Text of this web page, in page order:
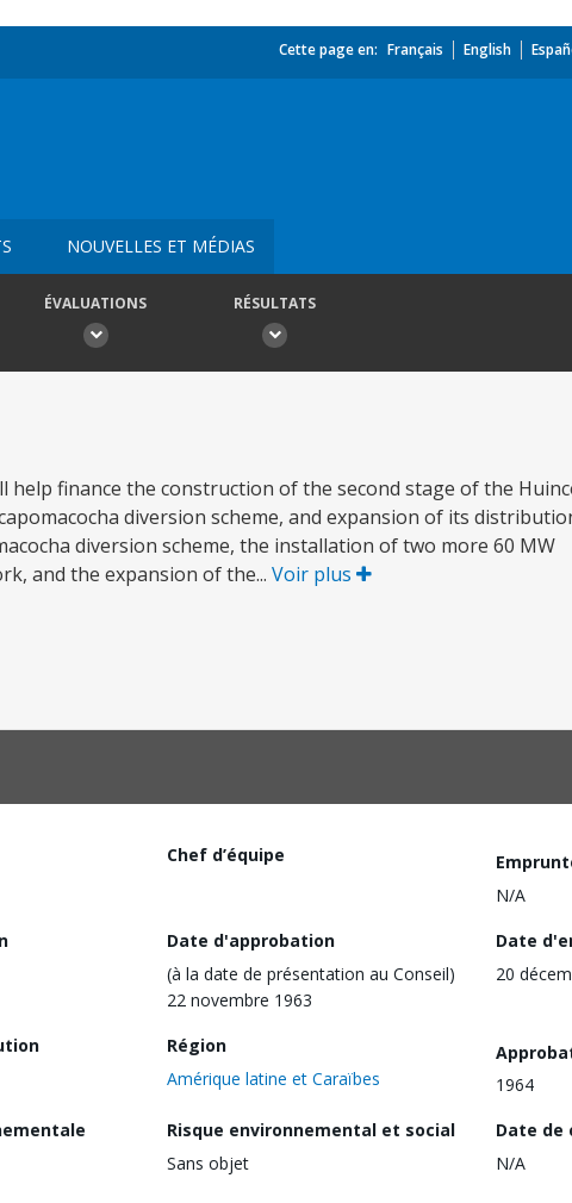
Cette page en: Français English
NOUVELLES ET MÉDIAS
ÉVALUATIONS RÉSULTATS
help finance the construction of the second stage of the
diversion scheme, and expansion of its
diversion scheme, the installation of two more 60 MW
and the expansion of the... Voir plus
Chef d’équipe
N/A
Date d'approbation
(à la date de présentation au Conseil)
22 novembre 1963
Date
20
Région
Amérique latine et Caraïbes
1964
Risque environnemental et social
Sans objet
Date de
N/A